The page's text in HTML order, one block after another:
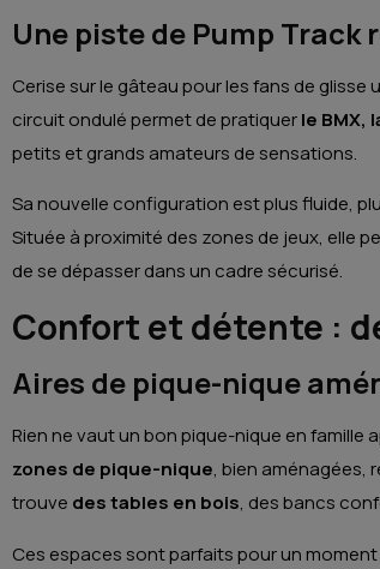
Une piste de Pump
Cerise sur le gâteau pour les fans de glisse
circuit ondulé permet de pratiquerle BMX,
petits et grands amateurs de sensations.
Sa nouvelle configuration est plus fluide,
Située à proximité des zones de jeux, elle
de se dépasser dans un cadre sécurisé.
Confort et détente :
Aires de pique-nique
Rien ne vaut un bon pique-nique en famille
zones de pique-nique, bien aménagées,
trouve des tables en bois, des bancs
Ces espaces sont parfaits pour un